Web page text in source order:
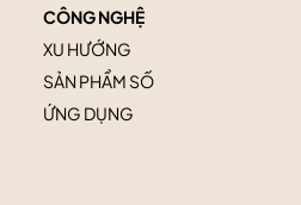
CÔNG NGHỆ
XU HƯỚNG
SẢN PHẨM SỐ
ỨNG DỤNG